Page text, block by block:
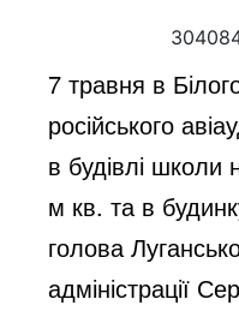
7 травня в
російського
в будівлі школи
м кв. та в
голова
адміністрації